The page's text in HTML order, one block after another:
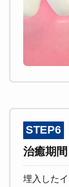
STEP6
治癒期間
埋入した